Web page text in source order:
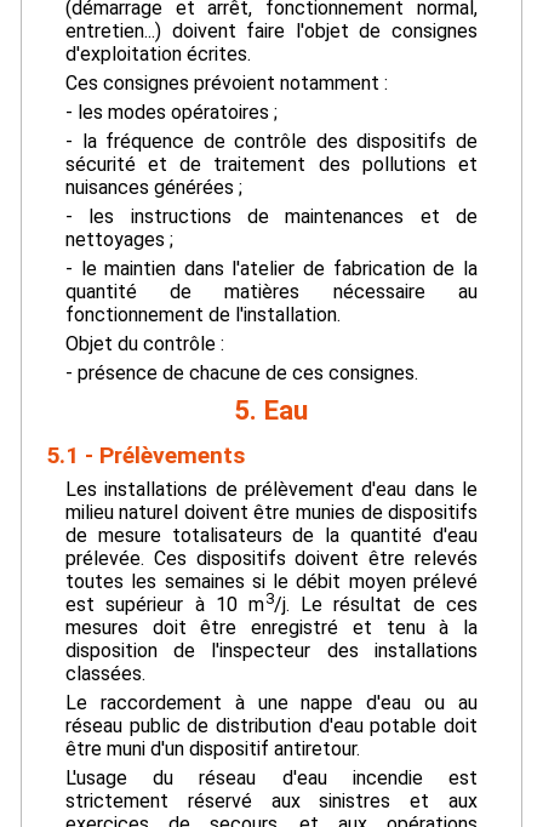
(démarrage et arrêt, fonctionnement normal,
entretien...) doivent faire l'objet de consignes
d'exploitation écrites.
Ces consignes prévoient notamment :
- les modes opératoires ;
- la fréquence de contrôle des dispositifs de
sécurité et de traitement des pollutions et
nuisances générées ;
- les instructions de maintenances et de
nettoyages ;
- le maintien dans l'atelier de fabrication de la
quantité de matières nécessaire au
fonctionnement de l'installation.
Objet du contrôle :
- présence de chacune de ces consignes.
5. Eau
5.1 - Prélèvements
Les installations de prélèvement d'eau dans le
milieu naturel doivent être munies de dispositifs
de mesure totalisateurs de la quantité d'eau
prélevée. Ces dispositifs doivent être relevés
toutes les semaines si le débit moyen prélevé
est supérieur à 10 m3/j. Le résultat de ces
mesures doit être enregistré et tenu à la
disposition de l'inspecteur des installations
classées.
Le raccordement à une nappe d'eau ou au
réseau public de distribution d'eau potable doit
être muni d'un dispositif antiretour.
L'usage du réseau d'eau incendie est
strictement réservé aux sinistres et aux